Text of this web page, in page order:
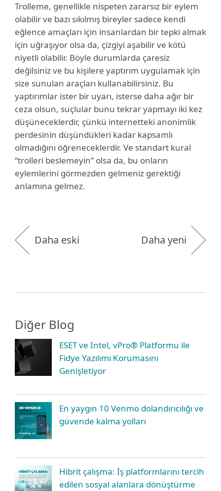
Trolleme, genellikle nispeten zararsız bir eylem
olabilir ve bazı sıkılmış bireyler sadece kendi
eğlence amaçları için insanlardan bir tepki almak
için uğraşıyor olsa da, çizgiyi aşabilir ve kötü
niyetli olabilir. Böyle durumlarda çaresiz
değilsiniz ve bu kişilere yaptırım uygulamak için
size sunulan araçları kullanabilirsiniz. Bu
yaptırımlar ister bir uyarı, isterse daha ağır bir
ceza olsun, suçlular bunu tekrar yapmayı iki kez
düşüneceklerdir, çünkü internetteki anonimlik
perdesinin düşündükleri kadar kapsamlı
olmadığını öğreneceklerdir. Ve standart kural
“trolleri beslemeyin” olsa da, bu onların
eylemlerini görmezden gelmeniz gerektiği
anlamına gelmez.
Daha eski Daha yeni
Diğer Blog
ESET ve Intel, vPro® Platformu ile
Fidye Yazılımı Korumasını
Genişletiyor
En yaygın 10 Venmo dolandırıcılığı ve
güvende kalma yolları
Hibrit çalışma: İş platformlarını tercih
edilen sosyal alanlara dönüştürme